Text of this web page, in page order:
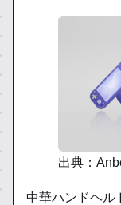
出典：
中華ハンドヘル